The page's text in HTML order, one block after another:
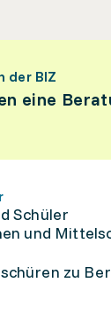
der BIZ
eine
Schüler
und
zu